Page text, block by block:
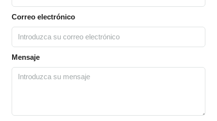
Correo electrónico
Mensaje